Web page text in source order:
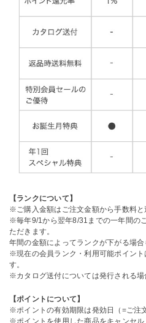
【ランクについて】
※ご購入金額はご注文金額から手数料と
※毎年9/1から翌年8/31までの一年間の
ただきます。
年間の金額によってランクが下がる場合
※現在の会員ランク・利用可能ポイン
す。
※カタログ送付については発行される場
【ポイントについて】
※ポイントの有効期限は発効日（=ご注
※ポイントを使用した商品をキャンセ